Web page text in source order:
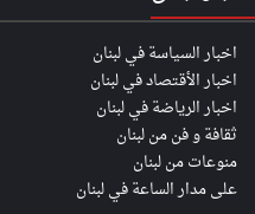
اخبار السياسة في لبنان
اخبار الأقتصاد في لبنان
اخبار الرياضة في لبنان
ثقافة و فن من لبنان
منوعات من لبنان
على مدار الساعة في لبنان